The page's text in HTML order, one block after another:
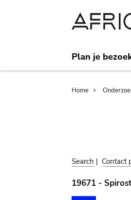
Plan je
Home
Search | Contact
19671 -